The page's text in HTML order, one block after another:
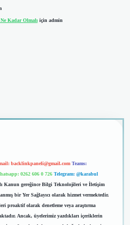
Kadar Olmalıiçin admin
backlinkpaneli@gmail.com Teams:
0262 606 0 726 Telegram: @karabul
Kanun gereğince Bilgi Teknolojileri ve İletişim
bir Yer Sağlayıcı olarak hizmet vermektedir.
proaktif olarak denetleme veya araştırma
Ancak, üyelerimiz yazdıkları içeriklerin